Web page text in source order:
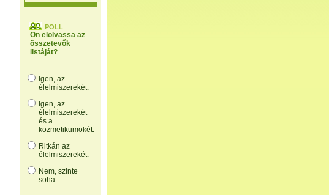
POLL
Ön elolvassa az
összetevők
listáját?
Igen, az
élelmiszerekét.
Igen, az
élelmiszerekét
és a
kozmetikumokét.
Ritkán az
élelmiszerekét.
Nem, szinte
soha.